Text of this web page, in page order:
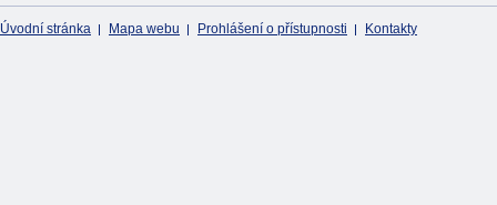
Úvodní stránka Mapa webu Prohlášení o přístupnosti Kontakty